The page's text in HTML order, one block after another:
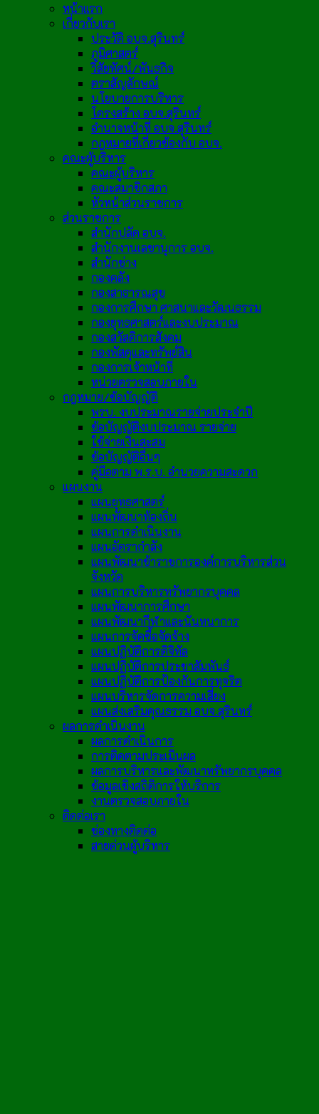
หน้าแรก
เกี่ยวกับเรา
ประวัติ อบจ.สุรินทร์
ภูมิศาสตร์
วิสัยทัศน์/พันธกิจ
ตราสัญลักษณ์
นโยบายการบริหาร
โครงสร้าง อบจ.สุรินทร์
อำนาจหน้าที่ อบจ.สุรินทร์
กฎหมายที่เกี่ยวข้องกับ อบจ.
คณะผู้บริหาร
คณะผู้บริหาร
คณะสมาชิกสภา
หัวหน้าส่วนราชการ
ส่วนราชการ
สำนักปลัด อบจ.
สำนักงานเลขานุการ อบจ.
สำนักช่าง
กองคลัง
กองสาธารณสุข
กองการศึกษา ศาสนาและวัฒนธรรม
กองยุทธศาสตร์และงบประมาณ
กองสวัสดิการสังคม
กองพัสดุและทรัพย์สิน
กองการเจ้าหน้าที่
หน่วยตรวจสอบภายใน
กฎหมาย/ข้อบัญญัติ
พรบ. งบประมาณรายจ่ายประจำปี
ข้อบัญญัติงบประมาณ รายจ่าย
ใช้จ่ายเงินสะสม
ข้อบัญญัติอื่นๆ
คู่มือตาม พ.ร.บ. อำนวยความสะดวก
แผนงาน
แผนยุทธศาสตร์
แผนพัฒนาท้องถิ่น
แผนการดำเนินงาน
แผนอัตรากำลัง
แผนพัฒนาข้าราชการองค์การบริหารส่วน
จังหวัด
แผนการบริหารทรัพยากรบุคคล
แผนพัฒนาการศึกษา
แผนพัฒนากีฬาและนันทนาการ
แผนการจัดซื้อจัดจ้าง
แผนปฏิบัติการดิจิทัล
แผนปฏิบัติการประชาสัมพันธ์
แผนปฏิบัติการป้องกันการทุจริต
แผนบริหารจัดการความเสี่ยง
แผนส่งเสริมคุณธรรม อบจ.สุรินทร์
ผลการดำเนินงาน
ผลการดำเนินการ
การติดตามประเมินผล
ผลการบริหารและพัฒนาทรัพยากรบุคคล
ข้อมูลเชิงสถิติการให้บริการ
งานตรวจสอบภายใน
ติดต่อเรา
ช่องทางติดต่อ
สายด่วนผู้บริหาร